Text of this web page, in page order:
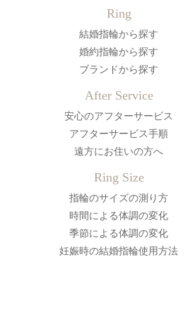
Ring
結婚指輪から探す
婚約指輪から探す
ブランドから探す
After Service
安心のアフターサービス
アフターサービス手順
遠方にお住いの方へ
Ring Size
指輪のサイズの測り方
時間による体調の変化
季節による体調の変化
妊娠時の結婚指輪使用方法